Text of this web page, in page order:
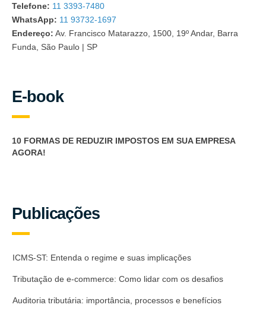
Telefone: 11 3393-7480
WhatsApp: 11 93732-1697
Endereço: Av. Francisco Matarazzo, 1500, 19º Andar, Barra
Funda, São Paulo | SP
E-book
10 FORMAS DE REDUZIR IMPOSTOS EM SUA EMPRESA
AGORA!
Publicações
ICMS-ST: Entenda o regime e suas implicações
Tributação de e-commerce: Como lidar com os desafios
Auditoria tributária: importância, processos e benefícios